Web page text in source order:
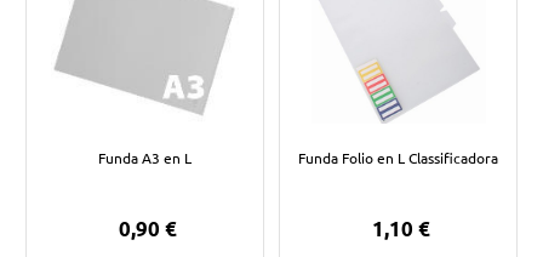
Funda A3 en L
0,90 €
Funda Folio en L Classificadora
1,10 €